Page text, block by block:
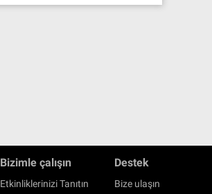
Bizimle çalışın
Etkinliklerinizi Tanıtın
Destek
Bize ulaşın